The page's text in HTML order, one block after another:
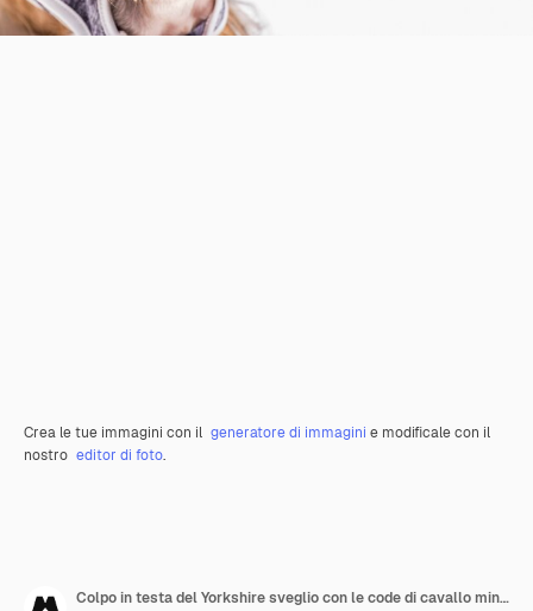
Crea le tue immagini con il generatore di immagini e modificale con il
nostro editor di foto.
Colpo in testa del Yorkshire sveglio con le code di cavallo minuscole su fondo bianco